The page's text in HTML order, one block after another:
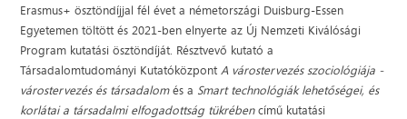
Erasmus+ ösztöndíjjal fél évet a németországi Duisburg-Essen
Egyetemen töltött és 2021-ben elnyerte az Új Nemzeti Kiválósági
Program kutatási ösztöndíját. Résztvevő kutató a
Társadalomtudományi Kutatóközpont A várostervezés szociológiája -
várostervezés és társadalomés a Smart technológiák lehetőségei, és
korlátai a társadalmi elfogadottság tükrébencímű kutatási